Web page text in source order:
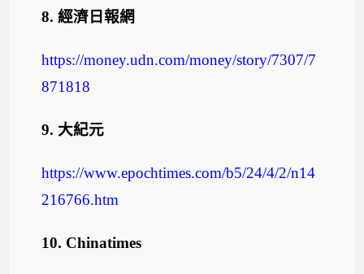
8.經濟日報網
https://money.udn.com/money/story/7307/7
871818
9. 大紀元
https://www.epochtimes.com/b5/24/4/2/n14
216766.htm
10. Chinatimes